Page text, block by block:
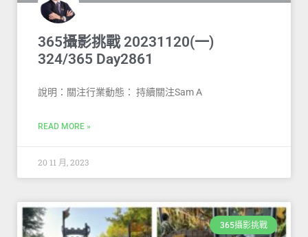
365攝影挑戰 20231120(一)
324/365 Day2861
說明：關注行業動態： 持續關注Sam A
READ MORE »
20 11 月, 2023
365攝影挑戰